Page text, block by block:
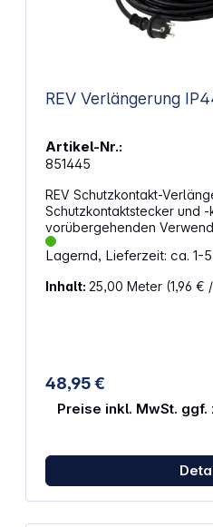
Artikel-Nr.:
851445
REV Schutzkontakt-
Schutzkontaktstecker und -
vorübergehenden
Lagernd, Lieferzeit: ca. 1-
Inhalt: 25,00 Meter (1,96 €
48,95 €
Preise inkl. MwSt.